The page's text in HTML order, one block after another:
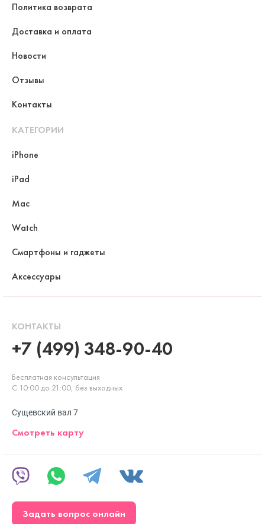
Политика возврата
Доставка и оплата
Новости
Отзывы
Контакты
КАТЕГОРИИ
iPhone
iPad
Mac
Watch
Смартфоны и гаджеты
Аксессуары
КОНТАКТЫ
+7 (499) 348-90-40
Бесплатная консультация
С 10:00 до 21:00, без выходных
Сущевский вал 7
Смотреть карту
Задать вопрос онлайн